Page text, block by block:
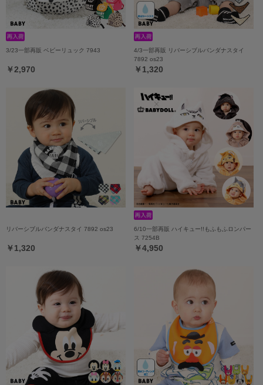
3/23一部再販 ベビーリュック 7943
￥2,970
4/3一部再販 リバーシブルバンダナスタイ
7892 os23
￥1,320
リバーシブルバンダナスタイ 7892 os23
￥1,320
6/10一部再販 ハイキュー!!もふもふロンパー
ス 7254B
￥4,950